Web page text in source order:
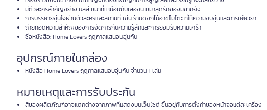
มีตัวละครสำคัญอย่าง บิลลี หมาที่เหมือนกับเลออน หมาสุดรักของมิซากิจัง
การบรรยายอุ่นใจผ่านตัวละครและสถานที่ เช่น ร้านดอกไม้ฮาชิโมโตะ ที่ให้ความอบอุ่นและการเยียวยา
ถ่ายทอดความสำคัญของการจัดการกับความรู้สึกและการยอมรับความเศร้า
ชื่อหนังสือ: Home Lovers ฤดูกาลแสนอบอุ่นกับ
อุปกรณ์ภายในกล่อง
หนังสือ Home Lovers ฤดูกาลแสนอบอุ่นกับ จำนวน 1 เล่ม
หมายเหตุและการรับประกัน
สีของผลิตภัณฑ์อาจแตกต่างจากภาพที่แสดงบนเว็บไซต์ ขึ้นอยู่กับการตั้งค่าของหน้าจอแต่ละเครื่อง